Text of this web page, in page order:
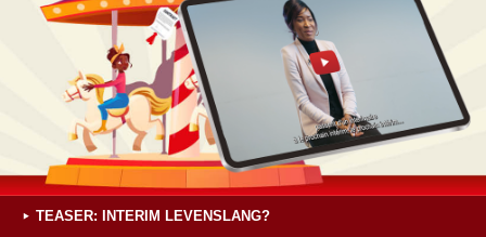
TEASER: INTERIM LEVENSLANG?